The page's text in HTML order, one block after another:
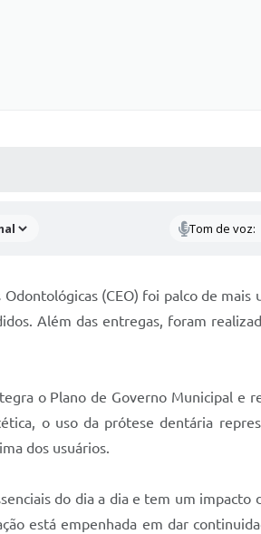
Tom de voz:
(CEO) foi palco de mais
Além das entregas, foram
o Plano de Governo Municipal e
o uso da prótese dentária
dos usuários.
do dia a dia e tem um
está empenhada em dar